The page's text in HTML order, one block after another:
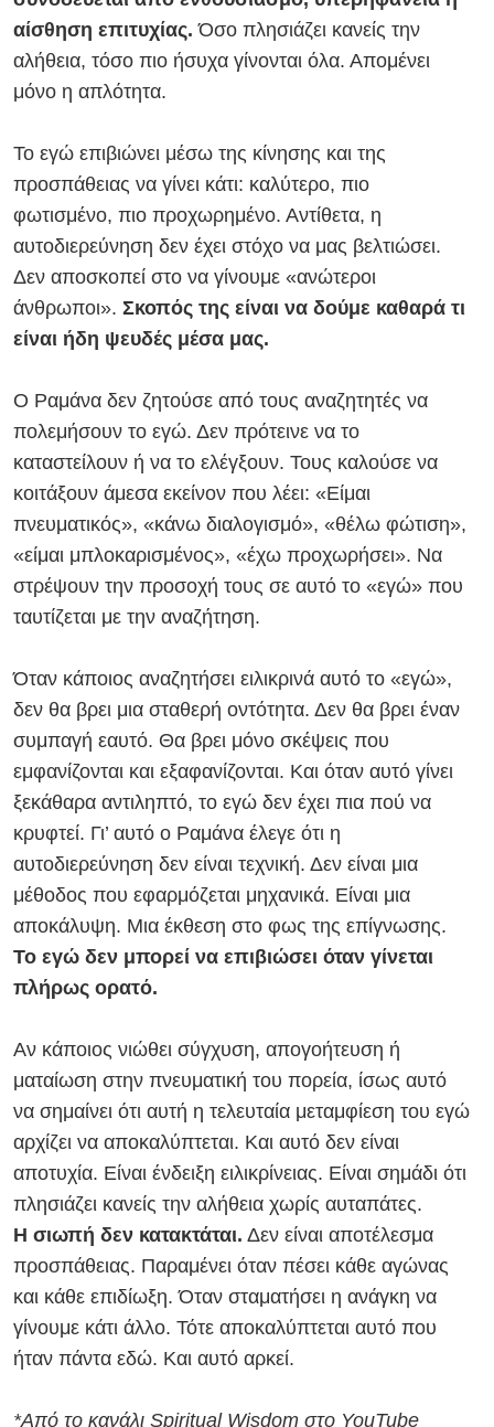
αίσθηση επιτυχίας. Όσο πλησιάζει κανείς την
αλήθεια, τόσο πιο ήσυχα γίνονται όλα. Απομένει
μόνο η απλότητα.
Το εγώ επιβιώνει μέσω της κίνησης και της
προσπάθειας να γίνει κάτι: καλύτερο, πιο
φωτισμένο, πιο προχωρημένο. Αντίθετα, η
αυτοδιερεύνηση δεν έχει στόχο να μας βελτιώσει.
Δεν αποσκοπεί στο να γίνουμε «ανώτεροι
άνθρωποι». Σκοπός της είναι να δούμε καθαρά τι
είναι ήδη ψευδές μέσα μας.
Ο Ραμάνα δεν ζητούσε από τους αναζητητές να
πολεμήσουν το εγώ. Δεν πρότεινε να το
καταστείλουν ή να το ελέγξουν. Τους καλούσε να
κοιτάξουν άμεσα εκείνον που λέει: «Είμαι
πνευματικός», «κάνω διαλογισμό», «θέλω φώτιση»,
«είμαι μπλοκαρισμένος», «έχω προχωρήσει». Να
στρέψουν την προσοχή τους σε αυτό το «εγώ» που
ταυτίζεται με την αναζήτηση.
Όταν κάποιος αναζητήσει ειλικρινά αυτό το «εγώ»,
δεν θα βρει μια σταθερή οντότητα. Δεν θα βρει έναν
συμπαγή εαυτό. Θα βρει μόνο σκέψεις που
εμφανίζονται και εξαφανίζονται. Και όταν αυτό γίνει
ξεκάθαρα αντιληπτό, το εγώ δεν έχει πια πού να
κρυφτεί. Γι’ αυτό ο Ραμάνα έλεγε ότι η
αυτοδιερεύνηση δεν είναι τεχνική. Δεν είναι μια
μέθοδος που εφαρμόζεται μηχανικά. Είναι μια
αποκάλυψη. Μια έκθεση στο φως της επίγνωσης.
Το εγώ δεν μπορεί να επιβιώσει όταν γίνεται
πλήρως ορατό.
Αν κάποιος νιώθει σύγχυση, απογοήτευση ή
ματαίωση στην πνευματική του πορεία, ίσως αυτό
να σημαίνει ότι αυτή η τελευταία μεταμφίεση του εγώ
αρχίζει να αποκαλύπτεται. Και αυτό δεν είναι
αποτυχία. Είναι ένδειξη ειλικρίνειας. Είναι σημάδι ότι
πλησιάζει κανείς την αλήθεια χωρίς αυταπάτες.
Η σιωπή δεν κατακτάται. Δεν είναι αποτέλεσμα
προσπάθειας. Παραμένει όταν πέσει κάθε αγώνας
και κάθε επιδίωξη. Όταν σταματήσει η ανάγκη να
γίνουμε κάτι άλλο. Τότε αποκαλύπτεται αυτό που
ήταν πάντα εδώ. Και αυτό αρκεί.
*Από το κανάλι Spiritual Wisdom στο YouTube